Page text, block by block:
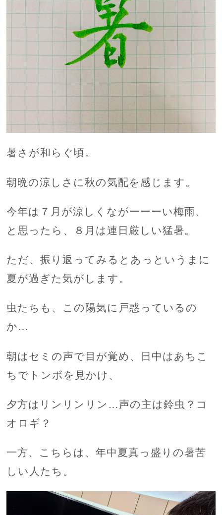
暑さが和らぐ頃。
朝晩の涼しさに秋の気配を感じます。
今年は７月が涼しくながーーーい梅雨、
と思ったら、８月は連日厳しい猛暑。
ただ、振り返ってみるとあっというまに
夏が過ぎた気がします。
虫たちも、この陽気に戸惑っているの
か…
朝はセミの声で目が覚め、日中はあちこ
ちでトンボを見かけ、
夕方はリンリンリン…声の主は鈴虫？コ
オロギ？
一方、こちらは、年中夏真っ盛りの暑苦
しい人たち。